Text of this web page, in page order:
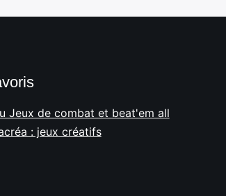
Jeux de combat et beat'em all
: jeux créatifs